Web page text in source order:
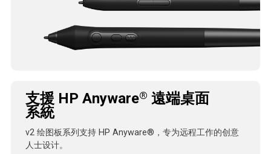
支援 HP Anyware® 遠端桌面
系統
v2 绘图板系列支持 HP Anyware®，专为远程工作的创意
人士设计。